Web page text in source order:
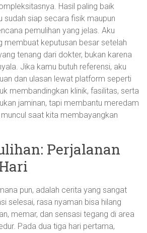
Hasil paling baik
sudah siap secara fisik maupun
pemulihan yang jelas. Aku
membuat keputusan besar setelah
tenang dari dokter, bukan karena
Jika kamu butuh referensi, aku
dan ulasan lewat platform seperti
membandingkan klinik, fasilitas, serta
jaminan, tapi membantu meredam
saat kita membayangkan
Perjalanan
pun, adalah cerita yang sangat
selesai, rasa nyaman bisa hilang
memar, dan sensasi tegang di area
Pada dua tiga hari pertama,